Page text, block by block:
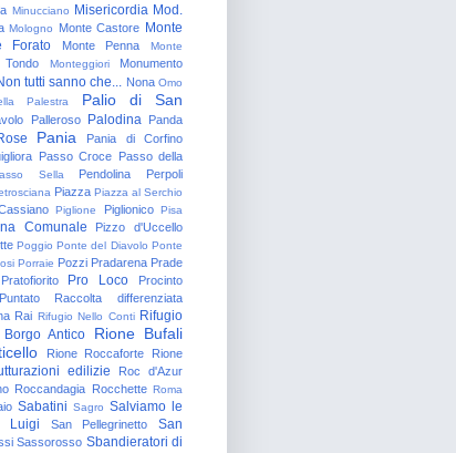
Minucciano Misericordia Mod.
Mologno Monte Castore Monte
Forato Monte Penna
Monte
Tondo Monteggiori Monumento
tutti sanno che... Nona Omo
Palestra
Palio di San
Palleroso Palodina Panda
Pania
Pania di Corfino
Passo Croce Passo della
Sella Pendolina Perpoli
Piazza Piazza al Serchio
Piglione Piglionico Pisa
Comunale
Pizzo d'Uccello
Poggio Ponte del Diavolo Ponte
Porraie Pozzi Pradarena Prade
Pratofiorito Pro Loco Procinto
Puntato
Raccolta differenziata
Rai Rifugio Nello Conti Rifugio
Antico
Rione Bufali
Rione Roccaforte
Rione
edilizie
Roc d'Azur
Roccandagia Rocchette Roma
Sabatini Sagro Salviamo le
Luigi San Pellegrinetto
San
Sassorosso Sbandieratori di